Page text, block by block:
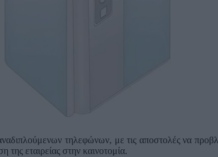
τηλεφώνων, με τις αποστολές να
εταιρείας στην καινοτομία.